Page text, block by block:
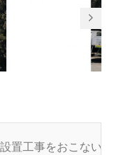
置工事をおこないま